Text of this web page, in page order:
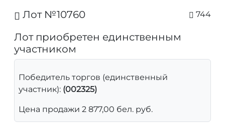
Лот №10760 744
Лот приобретен единственным
участником
Победитель торгов (единственный
участник): (002325)
Цена продажи 2 877,00 бел. руб.